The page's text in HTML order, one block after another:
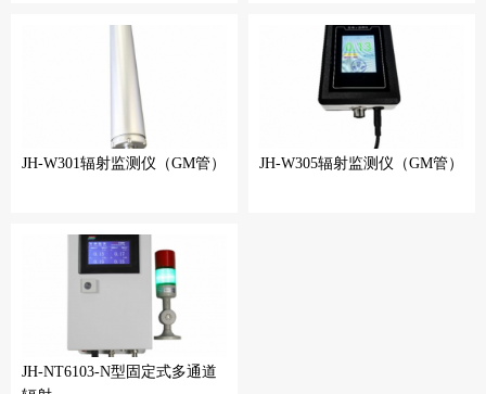
JH-W301辐射监测仪（GM管） JH-W305辐射监测仪（GM管）
JH-NT6103-N型固定式多通道